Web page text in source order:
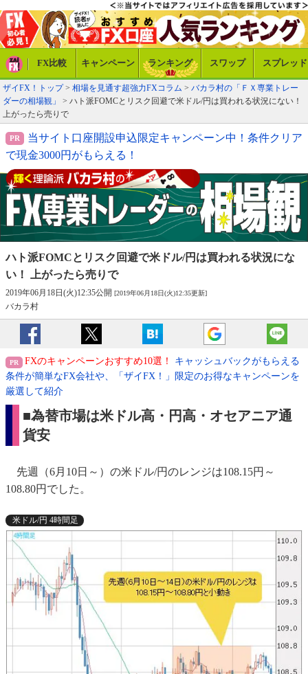
FX比較 キャンペーン ランキング スワップ スプレッド
ザイFX！トップ> 相場を見通す超強力FXコラム > バカラ村の「ＦＸ専業トレー
ダーの相場観」
> ハト派FOMCとリスク回避で米ドル/円は買われる状況にない！
上がったら売りで
当サイト口座開設申込限定キャンペーン中！条件クリア
で現金3000円がもらえる！
ハト派FOMCとリスク回避で米ドル/円は買われる状況にな
い！ 上がったら売りで
2019年06月18日(火)12:35公開 [2019年06月18日(火)12:35更新]
バカラ村
FXのキャンペーンおすすめ10選！
キャッシュバックがもらえる
条件が簡単なFX会社や、「ザイFX！」限定のお得なキャンペーンを
厳選して紹介
■為替市場は米ドル高・円高・オセアニア通
貨安
先週（6月10日～）の米ドル/円のレンジは108.15円～
108.80円でした。
米ドル/円 4時間足